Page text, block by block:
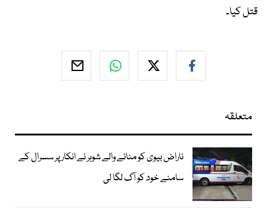
قتل کیا۔
متعلقہ
ناراض بیوی کو منانے والے شوہر نے انکار پر سسرال کے
سامنے خود کو آگ لگا لی